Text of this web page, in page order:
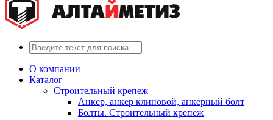
О компании
Каталог
Строительный крепеж
Анкер, анкер клиновой, анкерный болт
Болты. Строительный крепеж